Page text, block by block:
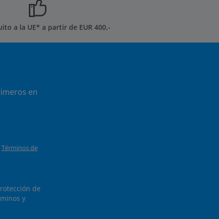
a la UE* a partir de EUR 400,-
en
Términos de
de
y